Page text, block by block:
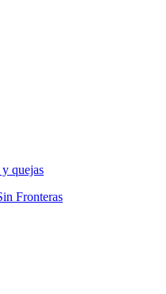
quejas
Fronteras